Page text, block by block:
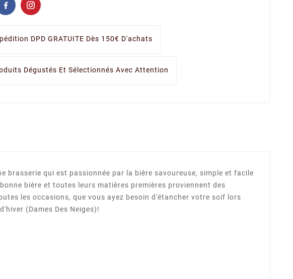
DPD GRATUITE Dès 150€ D'achats
Dégustés Et Sélectionnés Avec Attention
brasserie qui est passionnée par la bière savoureuse, simple et facile
bière et toutes leurs matières premières proviennent des
les occasions, que vous ayez besoin d'étancher votre soif lors
(Dames Des Neiges)!